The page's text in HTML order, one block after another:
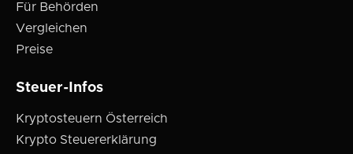
Für Behörden
Vergleichen
Preise
Steuer-Infos
Kryptosteuern Österreich
Krypto Steuererklärung